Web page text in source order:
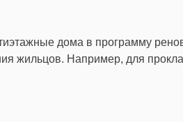
дома в программу
жильцов. Например, для